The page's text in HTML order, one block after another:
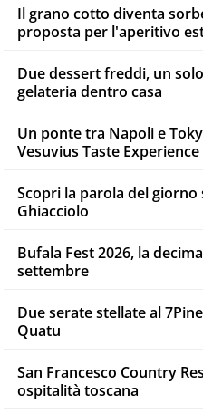
Il grano cotto diventa
proposta per l'aperitivo
Due dessert freddi, un
gelateria dentro casa
Un ponte tra Napoli e
Vesuvius Taste
Scopri la parola del giorno
Ghiacciolo
Bufala Fest 2026, la
settembre
Due serate stellate al
Quatu
San Francesco Country
ospitalità toscana